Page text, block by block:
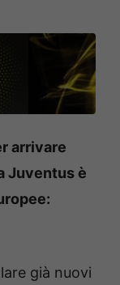
arrivare
Juventus è
già nuovi